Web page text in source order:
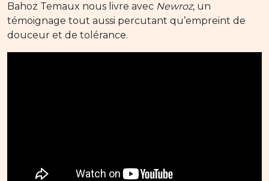
Bahoz Temaux nous livre avec Newroz, un
témoignage tout aussi percutant qu’empreint de
douceur et de tolérance.